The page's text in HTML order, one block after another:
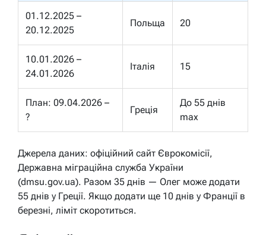
01.12.2025 –
20.12.2025
Польща 20
10.01.2026 –
24.01.2026
Італія 15
План: 09.04.2026 –
?
Греція
До 55 днів
max
Джерела даних: офіційний сайт Єврокомісії,
Державна міграційна служба України
(dmsu.gov.ua). Разом 35 днів — Олег може додати
55 днів у Греції. Якщо додати ще 10 днів у Франції в
березні, ліміт скоротиться.